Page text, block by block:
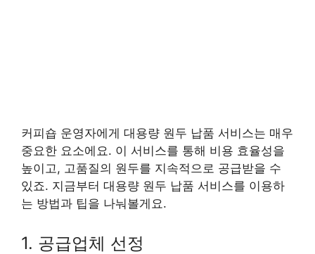
커피숍 운영자에게 대용량 원두 납품 서비스는 매우
중요한 요소에요. 이 서비스를 통해 비용 효율성을
높이고, 고품질의 원두를 지속적으로 공급받을 수
있죠. 지금부터 대용량 원두 납품 서비스를 이용하
는 방법과 팁을 나눠볼게요.
1. 공급업체 선정